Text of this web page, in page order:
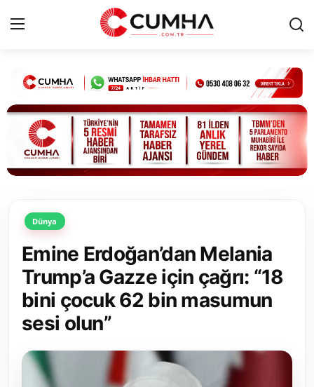
Kurumsal
Cumhurbaşkanlığı
Bakanlıklar
Siyasi Partiler
Yerel Yönetimler
Mülki İdare
Toplum ve Yaşam
Sivil Toplum Kuruluşları
Dünya
Emine Erdoğan’dan Melania
Trump’a Gazze için çağrı: “18
bini çocuk 62 bin masumun
sesi olun”